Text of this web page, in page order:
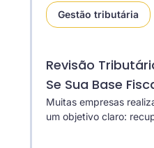
Gestão tributária
Revisão
Se Sua Base
Muitas empresas
um objetivo claro: